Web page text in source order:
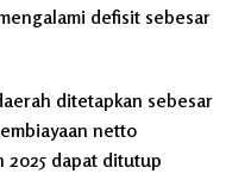
defisit sebesar
ditetapkan sebesar
netto
2025 dapat ditutup